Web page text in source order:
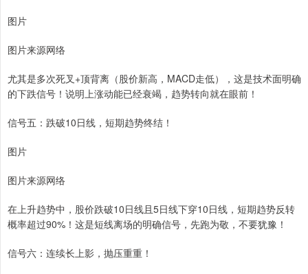
图片
图片来源网络
尤其是多次死叉+顶背离（股价新高，MACD走低），这是技术面明确
的下跌信号！说明上涨动能已经衰竭，趋势转向就在眼前！
信号五：跌破10日线，短期趋势终结！
图片
图片来源网络
在上升趋势中，股价跌破10日线且5日线下穿10日线，短期趋势反转
概率超过90%！这是短线离场的明确信号，先跑为敬，不要犹豫！
信号六：连续长上影，抛压重重！